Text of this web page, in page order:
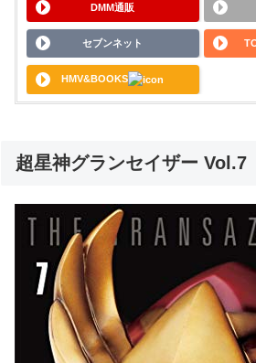
DMM通販
セブンネット
HMV&BOOKS
超星神グランセイザー Vol.7